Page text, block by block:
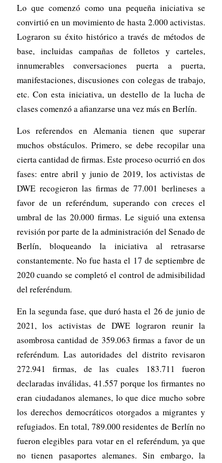
Lo que comenzó como una pequeña iniciativa se
convirtió en un movimiento de hasta 2.000 activistas.
Lograron su éxito histórico a través de métodos de
base, incluidas campañas de folletos y carteles,
innumerables conversaciones puerta a puerta,
manifestaciones, discusiones con colegas de trabajo,
etc. Con esta iniciativa, un destello de la lucha de
clases comenzó a afianzarse una vez más en Berlín.
Los referendos en Alemania tienen que superar
muchos obstáculos. Primero, se debe recopilar una
cierta cantidad de firmas. Este proceso ocurrió en dos
fases: entre abril y junio de 2019, los activistas de
DWE recogieron las firmas de 77.001 berlineses a
favor de un referéndum, superando con creces el
umbral de las 20.000 firmas. Le siguió una extensa
revisión por parte de la administración del Senado de
Berlín, bloqueando la iniciativa al retrasarse
constantemente. No fue hasta el 17 de septiembre de
2020 cuando se completó el control de admisibilidad
del referéndum.
En la segunda fase, que duró hasta el 26 de junio de
2021, los activistas de DWE lograron reunir la
asombrosa cantidad de 359.063 firmas a favor de un
referéndum. Las autoridades del distrito revisaron
272.941 firmas, de las cuales 183.711 fueron
declaradas inválidas, 41.557 porque los firmantes no
eran ciudadanos alemanes, lo que dice mucho sobre
los derechos democráticos otorgados a migrantes y
refugiados. En total, 789.000 residentes de Berlín no
fueron elegibles para votar en el referéndum, ya que
no tienen pasaportes alemanes. Sin embargo, la